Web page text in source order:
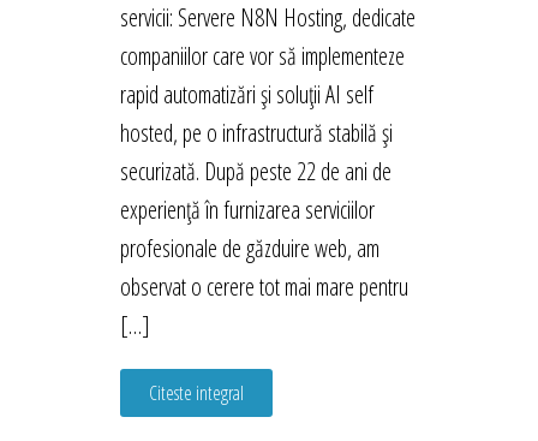
servicii: Servere N8N Hosting, dedicate
companiilor care vor să implementeze
rapid automatizări și soluții AI self
hosted, pe o infrastructură stabilă și
securizată. După peste 22 de ani de
experiență în furnizarea serviciilor
profesionale de găzduire web, am
observat o cerere tot mai mare pentru
[…]
Citeste integral